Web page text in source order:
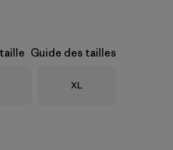
Guide des tailles
Taille
XL